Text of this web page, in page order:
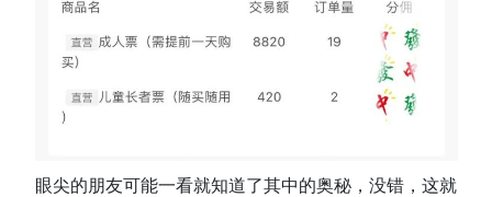
眼尖的朋友可能一看就知道了其中的奥秘，没错，这就